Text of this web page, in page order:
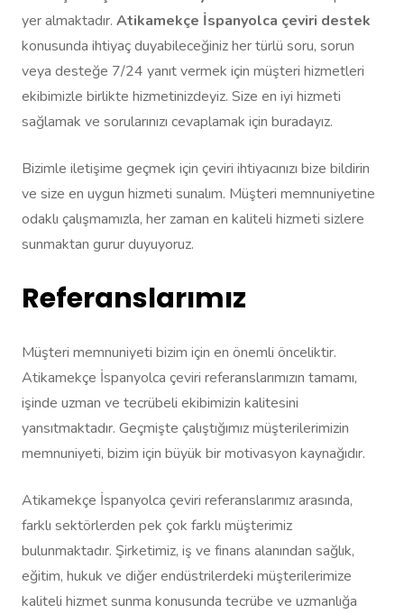
yer almaktadır. Atikamekçe İspanyolca çeviri destek
konusunda ihtiyaç duyabileceğiniz her türlü soru, sorun
veya desteğe 7/24 yanıt vermek için müşteri hizmetleri
ekibimizle birlikte hizmetinizdeyiz. Size en iyi hizmeti
sağlamak ve sorularınızı cevaplamak için buradayız.
Bizimle iletişime geçmek için çeviri ihtiyacınızı bize bildirin
ve size en uygun hizmeti sunalım. Müşteri memnuniyetine
odaklı çalışmamızla, her zaman en kaliteli hizmeti sizlere
sunmaktan gurur duyuyoruz.
Referanslarımız
Müşteri memnuniyeti bizim için en önemli önceliktir.
Atikamekçe İspanyolca çeviri referanslarımızın tamamı,
işinde uzman ve tecrübeli ekibimizin kalitesini
yansıtmaktadır. Geçmişte çalıştığımız müşterilerimizin
memnuniyeti, bizim için büyük bir motivasyon kaynağıdır.
Atikamekçe İspanyolca çeviri referanslarımız arasında,
farklı sektörlerden pek çok farklı müşterimiz
bulunmaktadır. Şirketimiz, iş ve finans alanından sağlık,
eğitim, hukuk ve diğer endüstrilerdeki müşterilerimize
kaliteli hizmet sunma konusunda tecrübe ve uzmanlığa